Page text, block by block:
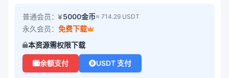
普通会员： 5000金币≈ 714.29 USDT
永久会员： 免费下载
本资源需权限下载
余额支付 USDT 支付